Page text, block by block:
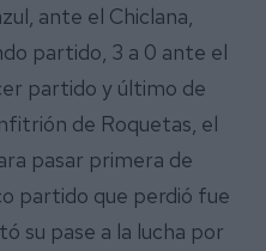
ante el Chiclana,
partido, 3 a 0 ante el
partido y último de
de Roquetas, el
pasar primera de
partido que perdió fue
su pase a la lucha por